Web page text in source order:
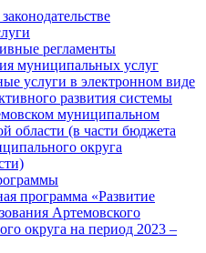
регламенты
муниципальных услуг
услуги в электронном виде
развития системы
муниципальном
области (в части бюджета
округа
программа «Развитие
Артемовского
округа на период 2023 –